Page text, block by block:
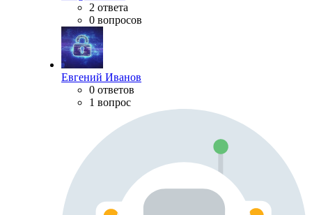
2 ответа
0 вопросов
Евгений Иванов
0 ответов
1 вопрос